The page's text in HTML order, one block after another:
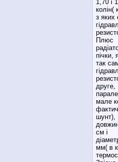
1,70 і
колін(
з яких
Плюс
пічки,
так
друге,
мале
шунт),
см і
мм( в